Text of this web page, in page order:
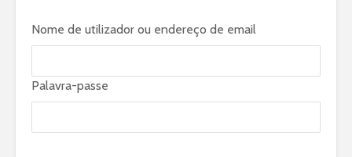
Nome de utilizador ou endereço de email
Palavra-passe